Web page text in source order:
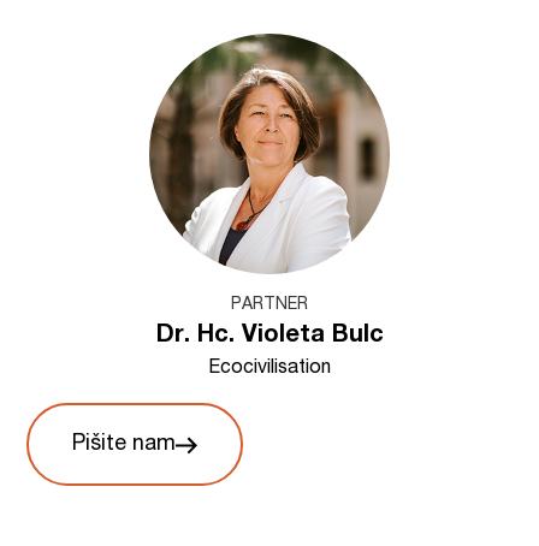
PARTNER
Dr. Hc. Violeta Bulc
Ecocivilisation
Pišite nam